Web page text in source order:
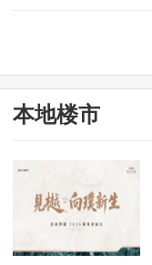
本地楼市